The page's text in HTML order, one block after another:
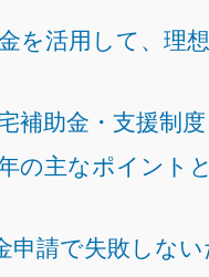
を活用して、理
補助金・支援制
の主なポイント
申請で失敗しな